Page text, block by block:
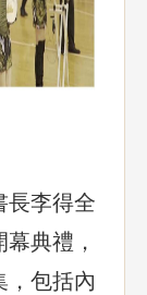
李得全
典禮，
，包括內